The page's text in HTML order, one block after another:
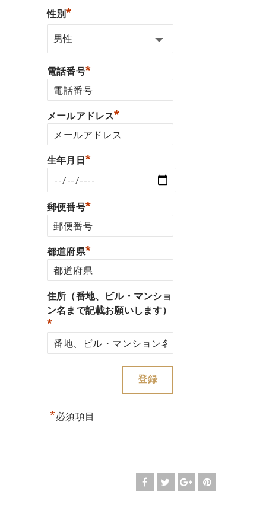
性別*
電話番号*
メールアドレス*
生年月日 *
郵便番号*
都道府県*
住所（番地、ビル・マンショ
ン名まで記載お願いします）
*
*必須項目